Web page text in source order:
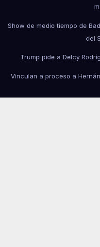
Show de medio tiempo de
del
Trump pide a Delcy
Vinculan a proceso a